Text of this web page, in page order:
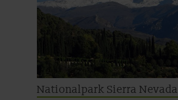
Nationalpark Sierra Nevada